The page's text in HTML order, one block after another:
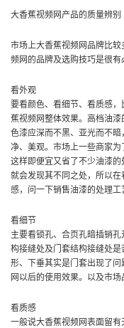
大香蕉视频网产品的质量辨别
市场上大香蕉视频网品牌比
频网的品牌及选购技巧是很有
看外观
要看颜色、看细节、看质感
蕉视频网整体效果。高档油
色漆应深而不黑、亚光而不
净、美观。市场上一些商家为
这样即便宜又省了不少油漆的
就会发现其不同之处，所以
感，问一下销售油漆的处理工
看细节
主要看锁孔、合页孔暗插销
构接缝处及门套结构接缝处
形、下垂其实是门套出现了
网以后的使用效果。以及市
看质感
一般说大香蕉视频网表面留